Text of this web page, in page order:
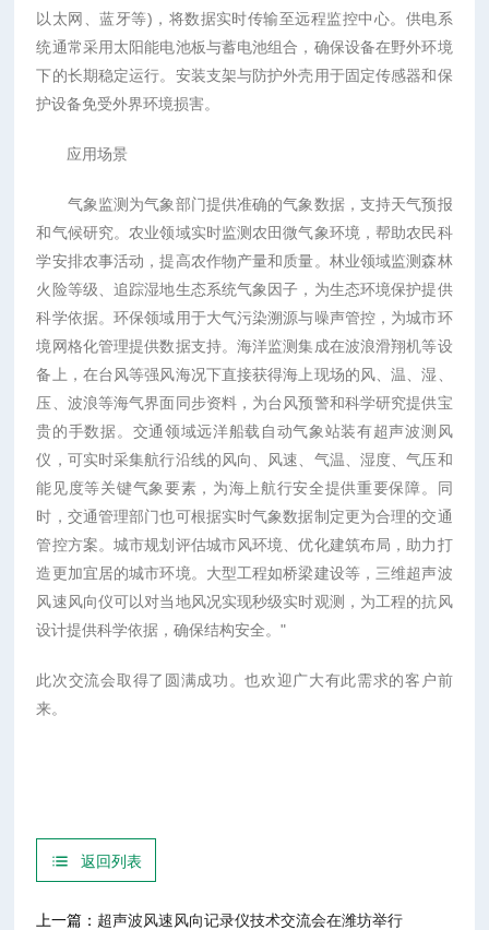
以太网、蓝牙等)，将数据实时传输至远程监控中心。供电系
统通常采用太阳能电池板与蓄电池组合，确保设备在野外环境
下的长期稳定运行。安装支架与防护外壳用于固定传感器和保
护设备免受外界环境损害。
应用场景
气象监测为气象部门提供准确的气象数据，支持天气预报
和气候研究。农业领域实时监测农田微气象环境，帮助农民科
学安排农事活动，提高农作物产量和质量。林业领域监测森林
火险等级、追踪湿地生态系统气象因子，为生态环境保护提供
科学依据。环保领域用于大气污染溯源与噪声管控，为城市环
境网格化管理提供数据支持。海洋监测集成在波浪滑翔机等设
备上，在台风等强风海况下直接获得海上现场的风、温、湿、
压、波浪等海气界面同步资料，为台风预警和科学研究提供宝
贵的手数据。交通领域远洋船载自动气象站装有超声波测风
仪，可实时采集航行沿线的风向、风速、气温、湿度、气压和
能见度等关键气象要素，为海上航行安全提供重要保障。同
时，交通管理部门也可根据实时气象数据制定更为合理的交通
管控方案。城市规划评估城市风环境、优化建筑布局，助力打
造更加宜居的城市环境。大型工程如桥梁建设等，三维超声波
风速风向仪可以对当地风况实现秒级实时观测，为工程的抗风
设计提供科学依据，确保结构安全。"
此次交流会取得了圆满成功。也欢迎广大有此需求的客户前
来。
返回列表
上一篇： 超声波风速风向记录仪技术交流会在潍坊举行